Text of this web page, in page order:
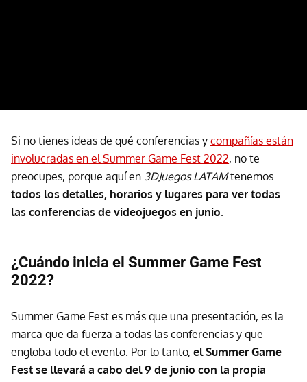
Si no tienes ideas de qué conferencias y compañías están
involucradas en el Summer Game Fest 2022, no te
preocupes, porque aquí en 3DJuegos LATAMtenemos
todos los detalles, horarios y lugares para ver todas
las conferencias de videojuegos en junio
¿Cuándo inicia el Summer Game Fest
2022?
Summer Game Fest es más que una presentación, es la
marca que da fuerza a todas las conferencias y que
engloba todo el evento. Por lo tanto, el Summer Game
Fest se llevará a cabo del 9 de junio con la propia